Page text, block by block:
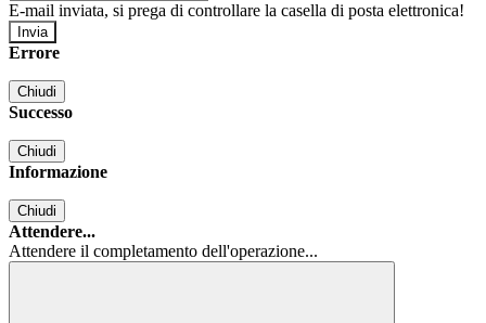
E-mail inviata, si prega di controllare la casella di posta elettronica!
Errore
Chiudi
Successo
Chiudi
Informazione
Chiudi
Attendere...
Attendere il completamento dell'operazione...